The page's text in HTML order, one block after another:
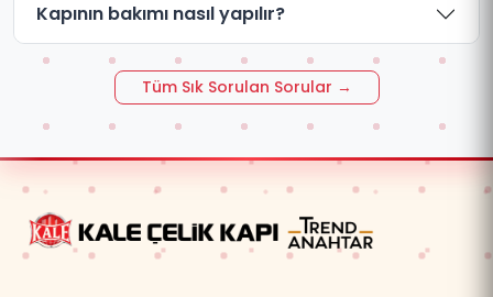
Kapının bakımı nasıl yapılır?
Tüm Sık Sorulan Sorular →